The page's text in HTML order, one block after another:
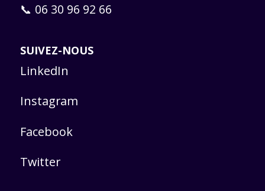
📞 06 30 96 92 66
SUIVEZ-NOUS
LinkedIn
Instagram
Facebook
Twitter